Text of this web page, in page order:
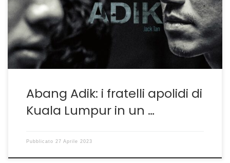
riferimento ben precisi, sa usarli all’occorrenza e
amalgamarli. Il suo Abang Adik è cinema ad alto livello
e non è un caso che […]
Abang Adik: i fratelli apolidi di
Kuala Lumpur in un …
Pubblicato 27 Aprile 2023